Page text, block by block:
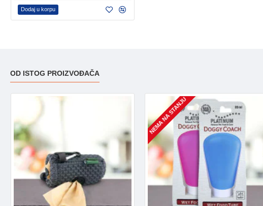
Dodaj u korpu
OD ISTOG PROIZVOĐAČA
NEMA NA STANJU